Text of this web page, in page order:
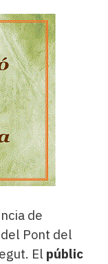
de
Pont del
El públic